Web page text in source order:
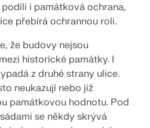
i památková ochrana,
přebírá ochrannou roli.
že budovy nejsou
historické památky. I
z druhé strany ulice.
neukazují nebo již
památkovou hodnotu. Pod
se někdy skrývá